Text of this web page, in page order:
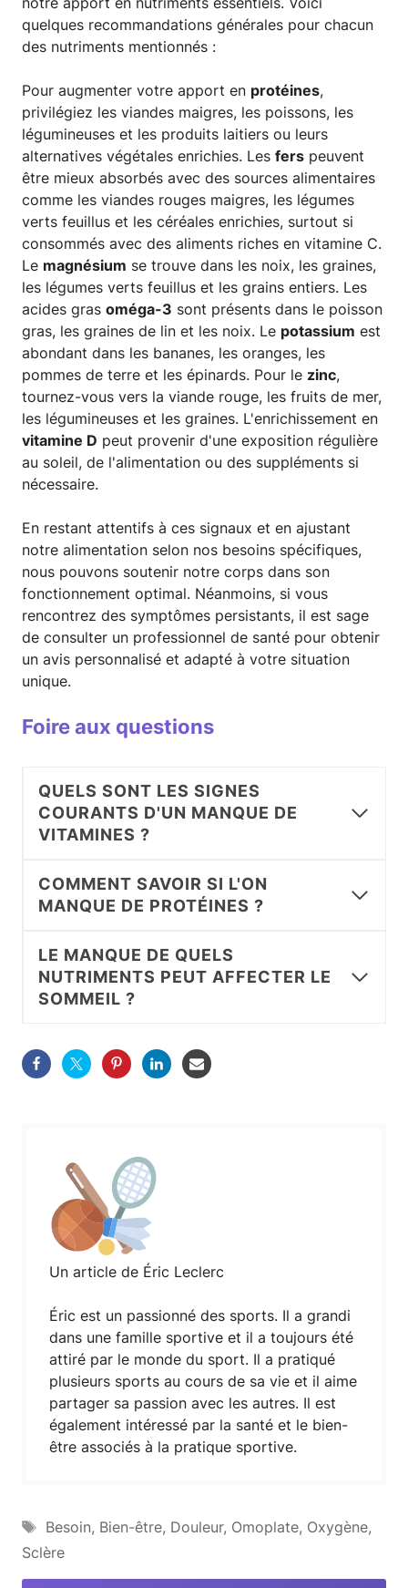
quelques recommandations générales pour chacun
des nutriments mentionnés :
Pour augmenter votre apport en protéines,
privilégiez les viandes maigres, les poissons, les
légumineuses et les produits laitiers ou leurs
alternatives végétales enrichies. Les fers peuvent
être mieux absorbés avec des sources alimentaires
comme les viandes rouges maigres, les légumes
verts feuillus et les céréales enrichies, surtout si
consommés avec des aliments riches en vitamine C.
Le magnésium se trouve dans les noix, les graines,
les légumes verts feuillus et les grains entiers. Les
acides gras oméga-3 sont présents dans le poisson
gras, les graines de lin et les noix. Le potassium est
abondant dans les bananes, les oranges, les
pommes de terre et les épinards. Pour le zinc,
tournez-vous vers la viande rouge, les fruits de mer,
les légumineuses et les graines. L'enrichissement en
vitamine D peut provenir d'une exposition régulière
au soleil, de l'alimentation ou des suppléments si
nécessaire.
En restant attentifs à ces signaux et en ajustant
notre alimentation selon nos besoins spécifiques,
nous pouvons soutenir notre corps dans son
fonctionnement optimal. Néanmoins, si vous
rencontrez des symptômes persistants, il est sage
de consulter un professionnel de santé pour obtenir
un avis personnalisé et adapté à votre situation
unique.
Foire aux questions
QUELS SONT LES SIGNES
COURANTS D'UN MANQUE DE
VITAMINES ?
COMMENT SAVOIR SI L'ON
MANQUE DE PROTÉINES ?
LE MANQUE DE QUELS
NUTRIMENTS PEUT AFFECTER LE
SOMMEIL ?
Un article de Éric Leclerc
Éric est un passionné des sports. Il a grandi
dans une famille sportive et il a toujours été
attiré par le monde du sport. Il a pratiqué
plusieurs sports au cours de sa vie et il aime
partager sa passion avec les autres. Il est
également intéressé par la santé et le bien-
être associés à la pratique sportive.
Étiquettes
Besoin, Bien-être, Douleur, Omoplate, Oxygène,
Sclère